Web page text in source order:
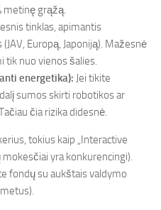
metinę grąžą.
tinklas, apimantis
Europą, Japoniją). Mažesnė
tik nuo vienos šalies.
energetika): Jei tikite
sumos skirti robotikos ar
čia rizika didesnė.
tokius kaip „Interactive
yra konkurencingi).
fondų su aukštais valdymo